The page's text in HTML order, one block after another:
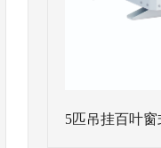
5匹吊挂百叶